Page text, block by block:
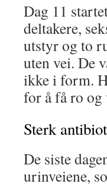
Dag 11
deltakere,
utstyr og to
uten vei. De
ikke i form.
for å få ro
Sterk
De siste
urinveiene,